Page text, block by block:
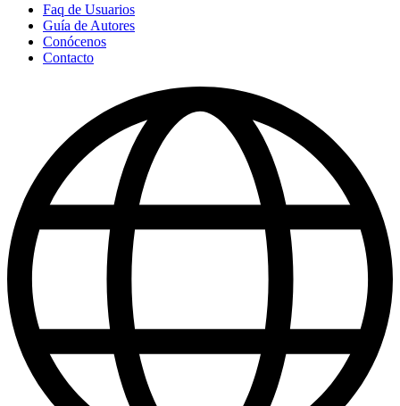
Faq de Usuarios
Guía de Autores
Conócenos
Contacto